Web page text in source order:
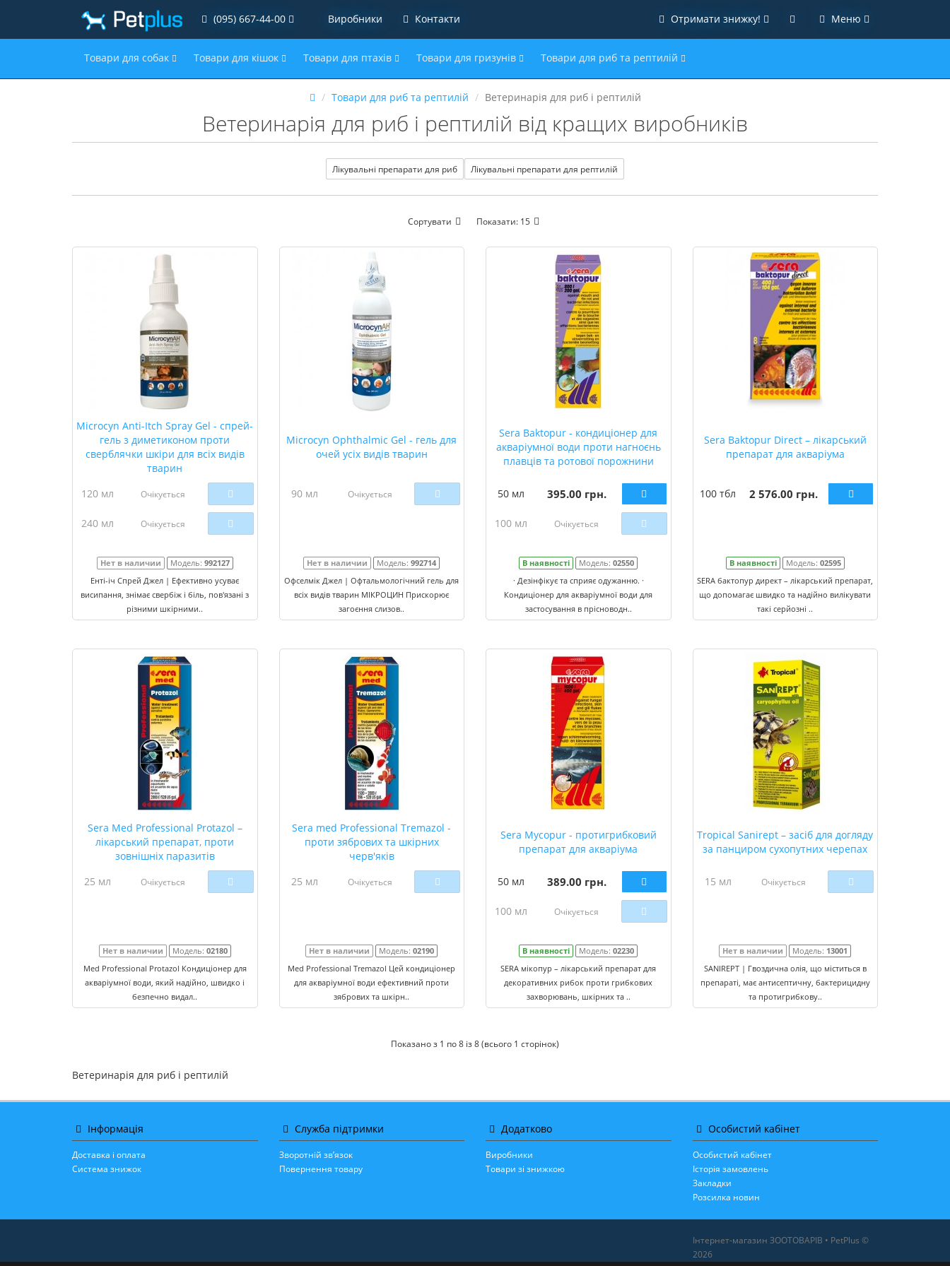
(095) 667-44-00 Виробники Контакти Отримати знижку! Меню
Товари для собак Товари для кішок Товари для птахів Товари для гризунів Товари для риб та рептилій
Товари для риб та рептилій Ветеринарія для риб і рептилій
Ветеринарія для риб і рептилій від кращих виробників
Лікувальні препарати для риб Лікувальні препарати для рептилій
Сортувати Показати: 15
Microcyn Anti-Itch Spray Gel - спрей-
гель з диметиконом проти
сверблячки шкіри для всіх видів
тварин
120 мл
Очікується
240 мл Очікується
Нет в наличии Модель: 992127
Енті-іч Спрей Джел | Ефективно усуває
висипання, знімає свербіж і біль, пов'язані з
різними шкірними..
Microcyn Ophthalmic Gel - гель для
очей усіх видів тварин
90 мл Очікується
Нет в наличии Модель:992714
Офселмік Джел | Офтальмологічний гель для
всіх видів тварин МІКРОЦИН Прискорює
загоєння слизов..
Sera Baktopur - кондиціонер для
акваріумної води проти нагноєнь
плавців та ротової порожнини
50 мл 395.00 грн.
100 мл Очікується
В наявності Модель:02550
· Дезінфікує та сприяє одужанню. ·
Кондиціонер для акваріумної води для
застосування в прісноводн..
Sera Baktopur Direct – лікарський
препарат для акваріума
100 тбл 2 576.00 грн.
В наявності Модель: 02595
SERA бактопур директ – лікарський препарат,
що допомагає швидко та надійно вилікувати
такі серйозні ..
Sera Med Professional Protazol –
лікарський препарат, проти
зовнішніх паразитів
25 мл
Очікується
Нет в наличии Модель: 02180
Med Professional Protazol Кондиціонер для
акваріумної води, який надійно, швидко і
безпечно видал..
Sera med Professional Tremazol -
проти зябрових та шкірних
черв'яків
25 мл
Очікується
Нет в наличии Модель:02190
Med Professional Tremazol Цей кондиціонер
для акваріумної води ефективний проти
зябрових та шкірн..
Sera Mycopur - протигрибковий
препарат для акваріума
50 мл 389.00 грн.
100 мл Очікується
В наявності Модель:02230
SERA мікопур – лікарський препарат для
декоративних рибок проти грибкових
захворювань, шкірних та ..
Tropical Sanirept – засіб для догляду
за панциром сухопутних черепах
15 мл Очікується
Нет в наличии Модель: 13001
SANIREPT | Гвоздична олія, що міститься в
препараті, має антисептичну, бактерицидну
та протигрибкову..
Показано з 1 по 8 із 8 (всього 1 сторінок)
Ветеринарія для риб і рептилій
Інформація
Доставка і оплата
Система знижок
Служба підтримки
Зворотній зв’язок
Повернення товару
Додатково
Виробники
Товари зі знижкою
Особистий кабінет
Особистий кабінет
Історія замовлень
Закладки
Розсилка новин
Інтернет-магазин ЗООТОВАРІВ • PetPlus ©
2026